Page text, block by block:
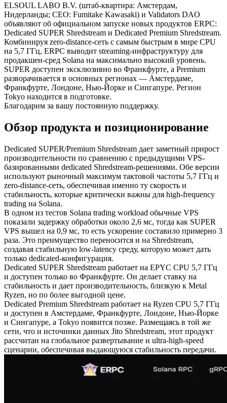
ELSOUL LABO B.V. (штаб-квартира: Амстердам,
Нидерланды; CEO: Fumitake Kawasaki) и Validators DAO
объявляют об официальном запуске новых продуктов ERPC:
Dedicated SUPER Shredstream и Dedicated Premium Shredstream.
Комбинируя zero-distance-сеть с самым быстрым в мире CPU
на 5,7 ГГц, ERPC выводит streaming-инфраструктуру для
продакшен-сред Solana на максимально высокий уровень.
SUPER доступен эксклюзивно во Франкфурте, а Premium
разворачивается в основных регионах — Амстердаме,
Франкфурте, Лондоне, Нью-Йорке и Сингапуре. Регион
Tokyo находится в подготовке.
Благодарим за вашу постоянную поддержку.
Обзор продукта и позиционирование
Dedicated SUPER/Premium Shredstream дает заметный прирост
производительности по сравнению с предыдущими VPS-
базированными dedicated Shredstream-решениями. Обе версии
используют рыночный максимум тактовой частоты 5,7 ГГц и
zero-distance-сеть, обеспечивая именно ту скорость и
стабильность, которые критически важны для high-frequency
trading на Solana.
В одном из тестов Solana trading workload обычные VPS
показали задержку обработки около 2,6 мс, тогда как SUPER
VPS вышел на 0,9 мс, то есть ускорение составило примерно 3
раза. Это преимущество переносится и на Shredstream,
создавая стабильную low-latency среду, которую может дать
только dedicated-конфигурация.
Dedicated SUPER Shredstream работает на EPYC CPU 5,7 ГГц
и доступен только во Франкфурте. Он делает ставку на
стабильность и дает производительность, близкую к Metal
Ryzen, но по более выгодной цене.
Dedicated Premium Shredstream работает на Ryzen CPU 5,7 ГГц
и доступен в Амстердаме, Франкфурте, Лондоне, Нью-Йорке
и Сингапуре, а Tokyo появится позже. Размещаясь в той же
сети, что и источники данных Jito Shredstream, этот продукт
рассчитан на глобальное развертывание и ultra-high-speed
сценарии, обеспечивая выдающуюся стабильность передачи.